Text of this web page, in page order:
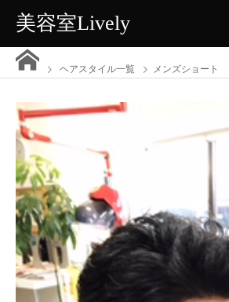
美容室Lively
ヘアスタイル一覧 メンズショート